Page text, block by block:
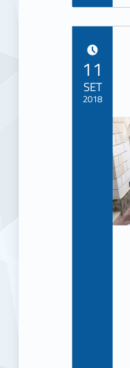
e
w
s
11
SET
2018